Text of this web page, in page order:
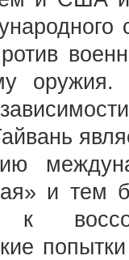
оружия.
и тем
к